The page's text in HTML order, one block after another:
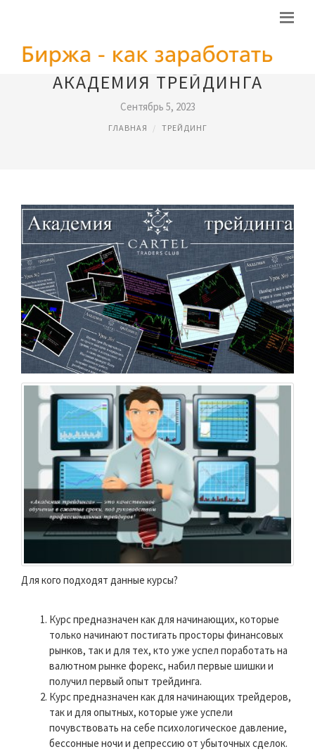
АКАДЕМИЯ ТРЕЙДИНГА
Сентябрь 5, 2023
ГЛАВНАЯ ТРЕЙДИНГ
Для кого подходят данные курсы?
Курс предназначен как для начинающих, которые
только начинают постигать просторы финансовых
рынков, так и для тех, кто уже успел поработать на
валютном рынке форекс, набил первые шишки и
получил первый опыт трейдинга.
Курс предназначен как для начинающих трейдеров,
так и для опытных, которые уже успели
почувствовать на себе психологическое давление,
бессонные ночи и депрессию от убыточных сделок.